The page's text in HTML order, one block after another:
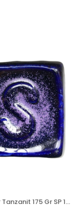
Seramiksir Tanzanit 175 Gr SP 1385